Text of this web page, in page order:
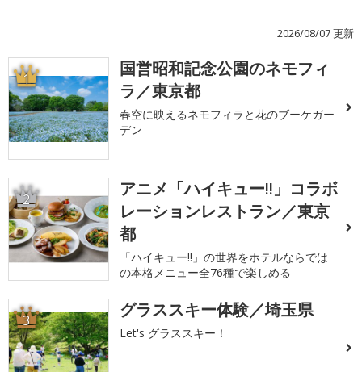
2026/08/07 更新
1
国営昭和記念公園のネモフィ
ラ／東京都
春空に映えるネモフィラと花のブーケガー
デン
2
アニメ「ハイキュー!!」コラボ
レーションレストラン／東京
都
「ハイキュー!!」の世界をホテルならでは
の本格メニュー全76種で楽しめる
3 グラススキー体験／埼玉県
Let's グラススキー！